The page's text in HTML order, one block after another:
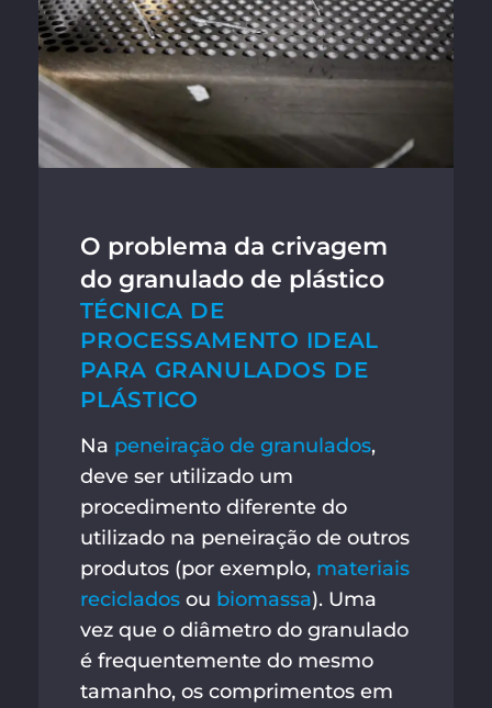
unblock content
O problema da crivagem
do granulado de plástico
TÉCNICA DE
PROCESSAMENTO IDEAL
PARA GRANULADOS DE
PLÁSTICO
Na peneiração de granulados,
deve ser utilizado um
procedimento diferente do
utilizado na peneiração de outros
produtos (por exemplo, materiais
recicladosou biomassa). Uma
vez que o diâmetro do granulado
é frequentemente do mesmo
tamanho, os comprimentos em